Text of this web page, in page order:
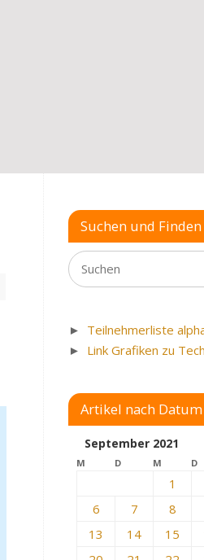
Suchen und Finden
► Teilnehmerliste
► Link Grafiken zu
Artikel nach Datum
September 2021
M D M D
1
6
7 8
13
14 15